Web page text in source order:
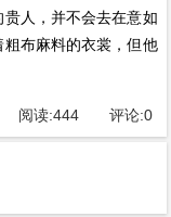
人，并不会去在意如
布麻料的衣裳，但他
阅读:444评论:0